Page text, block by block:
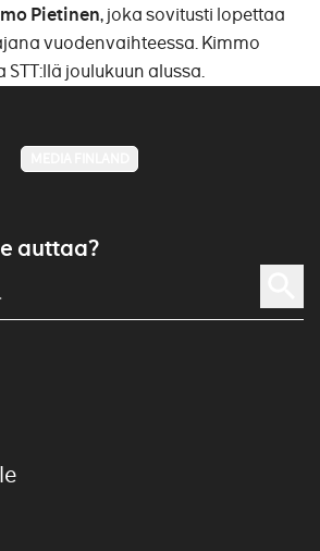
Pietinen, joka sovitusti lopettaa
vuodenvaihteessa. Kimmo
joulukuun alussa.
auttaa?